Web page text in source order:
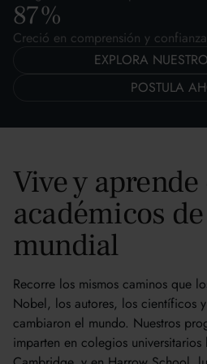
87%
Creció en comprensión y confianza
EXPLORA
POSTULA
Vive y
académicos
mundial
Recorre los mismos caminos que
Nobel, los autores, los científicos
cambiaron el mundo. Nuestros
imparten en colegios